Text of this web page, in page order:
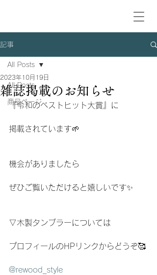
記事
All Posts
商品ページ
All Posts
雑誌掲載のお知らせ
2023年10月19日
『令和のベストヒット大賞』に
掲載されています🌱
機会がありましたら
ぜひご覧いただけると嬉しいです✨
▽木製タンブラーについては
プロフィールのHPリンクからどうぞ🥰
@rewood_style